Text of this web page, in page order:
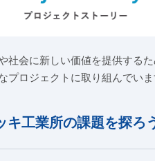
社会に新しい価値を提供する
プロジェクトに取り組んでいま
キ工業所の課題を探ろ